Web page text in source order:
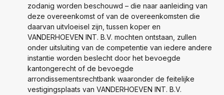
zodanig worden beschouwd – die naar aanleiding van
deze overeenkomst of van de overeenkomsten die
daarvan uitvloeisel zijn, tussen koper en
VANDERHOEVEN INT. B.V. mochten ontstaan, zullen
onder uitsluiting van de competentie van iedere andere
instantie worden beslecht door het bevoegde
kantongerecht of de bevoegde
arrondissementsrechtbank waaronder de feitelijke
vestigingsplaats van VANDERHOEVEN INT. B.V.